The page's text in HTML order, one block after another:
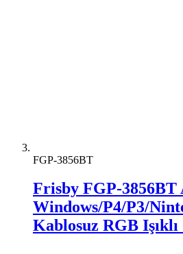
FGP-3856BT
Frisby FGP-
Windows/P4/P3/
Kablosuz RGB